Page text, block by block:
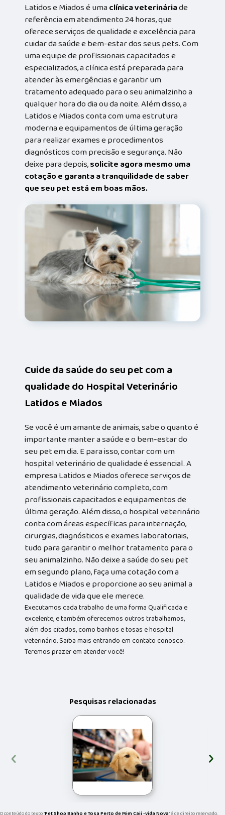
Latidos e Miados é umaclínica veterináriade
referência em atendimento 24 horas, que
oferece serviços de qualidade e excelência para
cuidar da saúde e bem-estar dos seus pets. Com
uma equipe de profissionais capacitados e
especializados, a clínica está preparada para
atender às emergências e garantir um
tratamento adequado para o seu animalzinho a
qualquer hora do dia ou da noite. Além disso, a
Latidos e Miados conta com uma estrutura
moderna e equipamentos de última geração
para realizar exames e procedimentos
diagnósticos com precisão e segurança. Não
deixe para depois,solicite agora mesmo uma
cotação e garanta a tranquilidade de saber
que seu pet está em boas mãos.
Cuide da saúde do seu pet com a
qualidade do Hospital Veterinário
Latidos e Miados
Se você é um amante de animais, sabe o quanto é
importante manter a saúde e o bem-estar do
seu pet em dia. E para isso, contar com um
hospital veterinário de qualidade é essencial. A
empresa Latidos e Miados oferece serviços de
atendimento veterinário completo, com
profissionais capacitados e equipamentos de
última geração. Além disso, o hospital veterinário
conta com áreas específicas para internação,
cirurgias, diagnósticos e exames laboratoriais,
tudo para garantir o melhor tratamento para o
seu animalzinho. Não deixe a saúde do seu pet
em segundo plano, faça uma cotação com a
Latidos e Miados e proporcione ao seu animal a
qualidade de vida que ele merece.
Executamos cada trabalho de uma forma Qualificada e
excelente, e também oferecemos outros trabalhamos,
além dos citados, como banhos e tosas e hospital
veterinário. Saiba mais entrando em contato conosco.
Teremos prazer em atender você!
Pesquisas relacionadas
‹ ›